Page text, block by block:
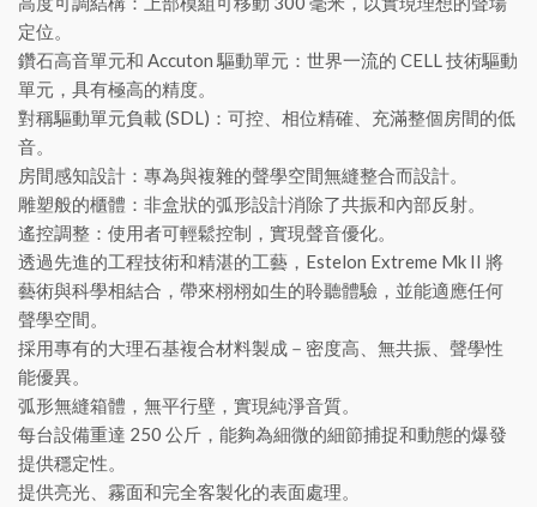
定位。
鑽石高音單元和 Accuton 驅動單元：世界一流的 CELL 技術驅動
單元，具有極高的精度。
對稱驅動單元負載 (SDL)：可控、相位精確、充滿整個房間的低
音。
房間感知設計：專為與複雜的聲學空間無縫整合而設計。
雕塑般的櫃體：非盒狀的弧形設計消除了共振和內部反射。
遙控調整：使用者可輕鬆控制，實現聲音優化。
透過先進的工程技術和精湛的工藝，Estelon Extreme Mk II 將
藝術與科學相結合，帶來栩栩如生的聆聽體驗，並能適應任何
聲學空間。
採用專有的大理石基複合材料製成－密度高、無共振、聲學性
能優異。
弧形無縫箱體，無平行壁，實現純淨音質。
每台設備重達 250 公斤，能夠為細微的細節捕捉和動態的爆發
提供穩定性。
提供亮光、霧面和完全客製化的表面處理。